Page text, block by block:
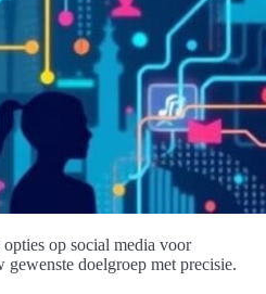
op social media voor
doelgroep met precisie.